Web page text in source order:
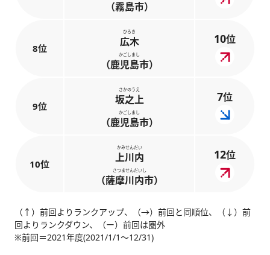
（霧島市）
8位
ひろき
広木
かごしまし
（鹿児島市）
10位
9位
さかのうえ
坂之上
かごしまし
（鹿児島市）
7位
10位
かみせんだい
上川内
さつませんだいし
（薩摩川内市）
12位
（↑）前回よりランクアップ、（→）前回と同順位、（↓）前
回よりランクダウン、（ー）前回は圏外
※前回＝2021年度(2021/1/1～12/31)